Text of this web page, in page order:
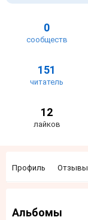
0
сообществ
151
читатель
12
лайков
Профиль Отзывы
Альбомы